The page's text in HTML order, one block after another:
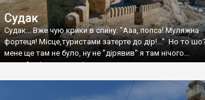
Судак
Судак... Вже чую крики в спину: "Ааа, попса! Муляжна
фортеця! Місце,туристами затерте до дір!..." Но то
мене ще там не було, ну не "дірявив" я там нічого...
принаймні до цього літа.